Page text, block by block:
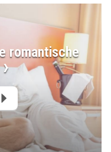
romantische